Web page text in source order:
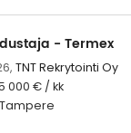
- Termex
TNT Rekrytointi Oy
000 € / kk